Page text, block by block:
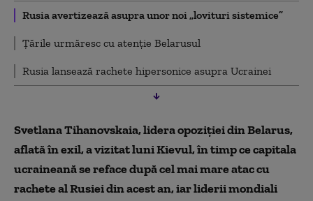
Rusia avertizează asupra unor noi „lovituri sistemice”
Țările urmăresc cu atenție Belarusul
Rusia lansează rachete hipersonice asupra Ucrainei
Svetlana Tihanovskaia, lidera opoziției din Belarus,
aflată în exil, a vizitat luni Kievul, în timp ce capitala
ucraineană se reface după cel mai mare atac cu
rachete al Rusiei din acest an, iar liderii mondiali